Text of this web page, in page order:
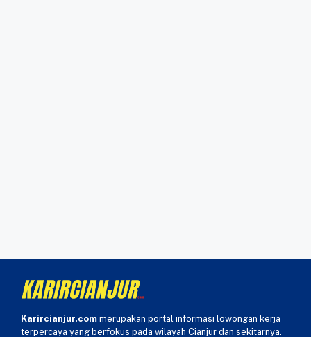
Karircianjur.com merupakan portal informasi lowongan kerja
terpercaya yang berfokus pada wilayah Cianjur dan sekitarnya.